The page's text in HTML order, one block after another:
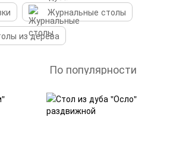
Журнальные столы
из дерева
По популярности